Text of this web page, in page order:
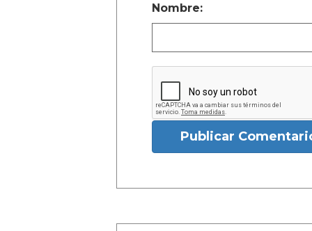
Nombre:
Publicar